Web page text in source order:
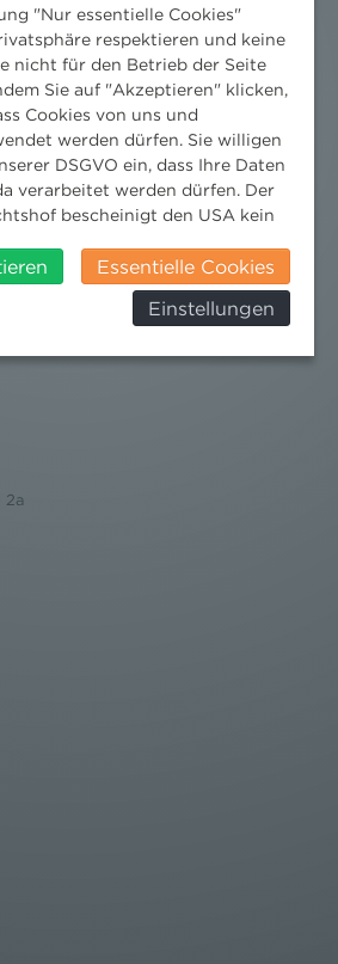
2a
"Nur essentielle Cookies"
respektieren und keine
nicht für den Betrieb der Seite
Sie auf "Akzeptieren" klicken,
Cookies von uns und
werden dürfen. Sie willigen
DSGVO ein, dass Ihre Daten
verarbeitet werden dürfen. Der
bescheinigt den USA kein
dass ihre Daten durch US-
und zu
verarbeitet werden und
finden Sie am
und Widerspruch ausüben.
Essentielle Cookies
Einstellungen